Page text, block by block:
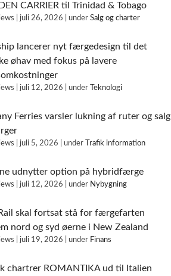
CARRIER til Trinidad & Tobago
juli 26, 2026 |underSalg og charter
lancerer nyt færgedesign til det
øhav med fokus på lavere
juli 12, 2026 |under Teknologi
Ferries varsler lukning af ruter og salg
juli 5, 2026 |under Trafik information
udnytter option på hybridfærge
juli 12, 2026 |under Nybygning
skal fortsat stå for færgefarten
nord og syd øerne i New Zealand
juli 19, 2026 |under Finans
chartrer ROMANTIKA ud til Italien